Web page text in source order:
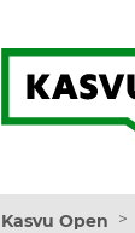
Kasvu Open
Kasvu Open >